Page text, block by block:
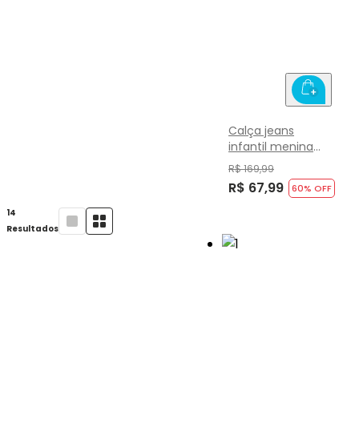
14
Resultados
Calça jeans
infantil menina
Brandili
R$ 169,99
R$ 67,99 60% OFF